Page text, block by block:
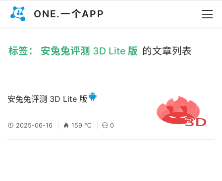
ONE.一个APP
标签： 安兔兔评测 3D Lite 版 的文章列表
安兔兔评测 3D Lite 版
2025-06-16 159 ℃ 0